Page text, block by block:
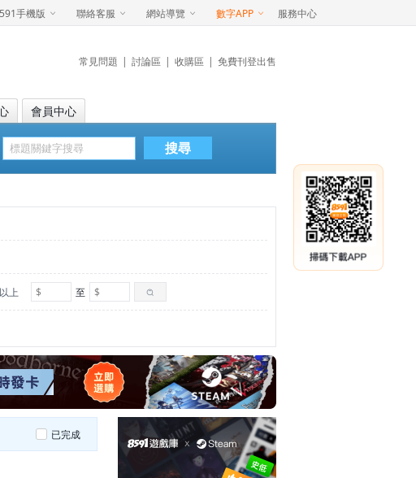
手機版 聯絡客服 網站導覽 數字APP 服務中心
常見問題 | 討論區 | 收購區 | 免費刊登出售
會員中心
搜尋
上 至
已完成